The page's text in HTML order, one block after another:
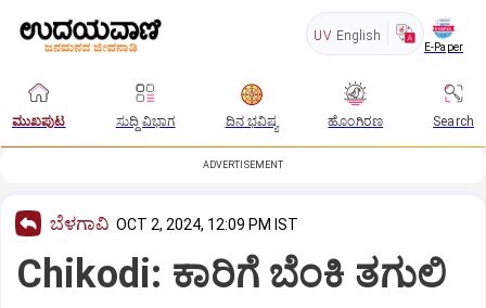
UV English
E-Paper
ಮುಖಪುಟ ಸುದ್ದಿ ವಿಭಾಗ ದಿನ ಭವಿಷ್ಯ ಹೊಂಗಿರಣ Search
ADVERTISEMENT
ಬೆಳಗಾವಿ OCT 2, 2024, 12:09 PM IST
Chikodi: ಕಾರಿಗೆ ಬೆಂಕಿ ತಗುಲಿ